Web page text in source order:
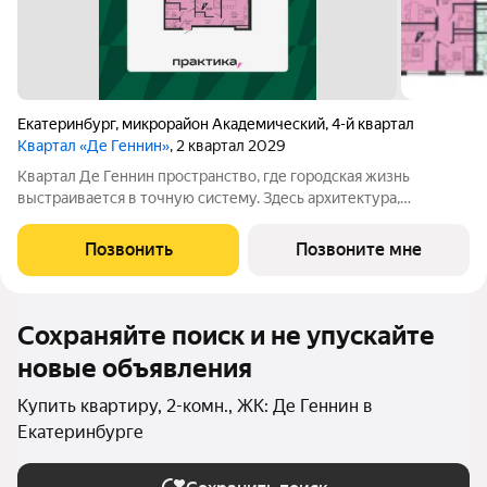
Екатеринбург, микрорайон Академический,4-й квартал
Квартал «Де Геннин», 2 квартал 2029
Квартал Де Геннин пространство, где городская жизнь
выстраивается в точную систему. Здесь архитектура,
не хаотичный набор функций, а продуманная среда, где всё
работает согласованно. В основе
Позвонить Позвоните мне
Сохраняйте поиск и не упускайте
новые объявления
Купить квартиру, 2-комн., ЖК: Де Геннин в
Екатеринбурге